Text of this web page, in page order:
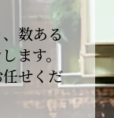
す】
、心より
数ある
ます。
せくだ